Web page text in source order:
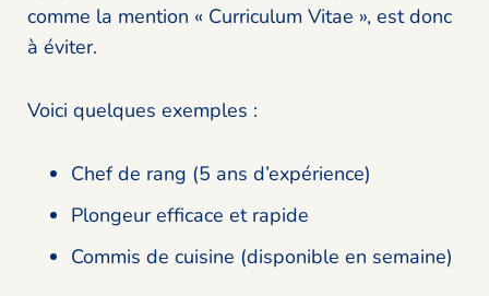
comme la mention « Curriculum Vitae », est donc
à éviter.
Voici quelques exemples :
Chef de rang (5 ans d’expérience)
Plongeur efficace et rapide
Commis de cuisine (disponible en semaine)